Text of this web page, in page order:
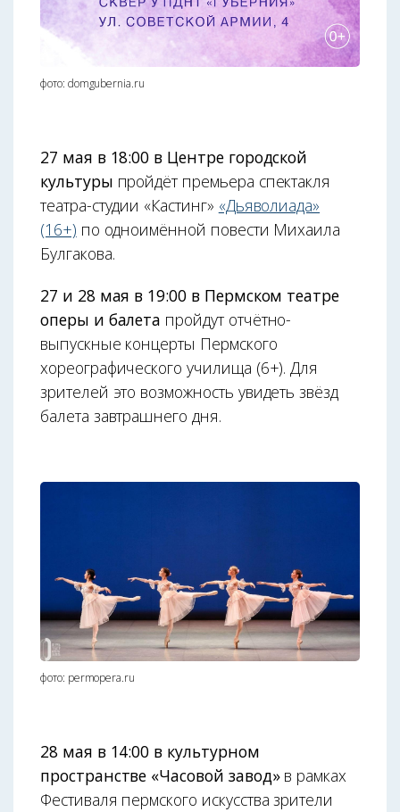
фото: domgubernia.ru
27 мая в 18:00 в Центре городской
культуры пройдёт премьера спектакля
театра-студии «Кастинг» «Дьяволиада»
(16+) по одноимённой повести Михаила
Булгакова.
27 и 28 мая в 19:00 в Пермском театре
оперы и балета пройдут отчётно-
выпускные концерты Пермского
хореографического училища (6+). Для
зрителей это возможность увидеть звёзд
балета завтрашнего дня.
фото: permopera.ru
28 мая в 14:00 в культурном
пространстве «Часовой завод» в рамках
Фестиваля пермского искусства зрители